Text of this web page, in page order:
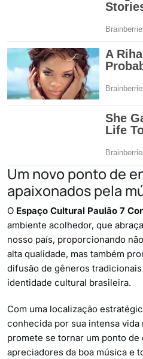
Um novo ponto de
apaixonados pela
O Espaço Cultural Paulão 7
ambiente acolhedor, que
nosso país, proporcionando
alta qualidade, mas também
difusão de gêneros
identidade cultural brasileira.
Com uma localização
conhecida por sua intensa
promete se tornar um ponto
apreciadores da boa música e